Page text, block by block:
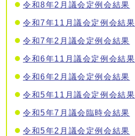
令和8年2月議会定例会結果
令和7年11月議会定例会結果
令和7年2月議会定例会結果
令和6年11月議会定例会結果
令和6年2月議会定例会結果
令和5年11月議会定例会結果
令和5年7月議会臨時会結果
令和5年2月議会定例会結果